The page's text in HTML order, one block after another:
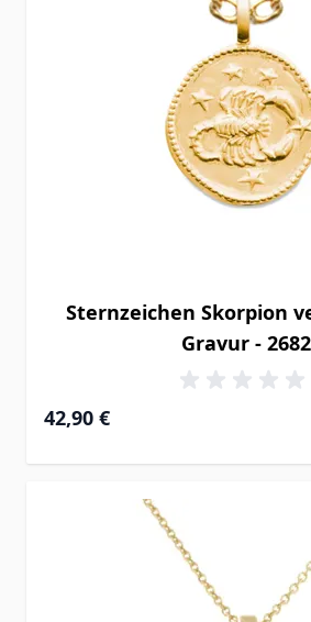
Sternzeichen Skorpion
Gravur - 2682
42,90 €